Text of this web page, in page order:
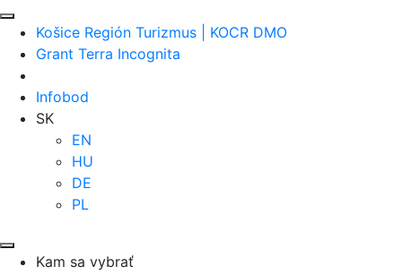
Košice Región Turizmus | KOCR DMO
Grant Terra Incognita
Infobod
SK
EN
HU
DE
PL
Kam sa vybrať